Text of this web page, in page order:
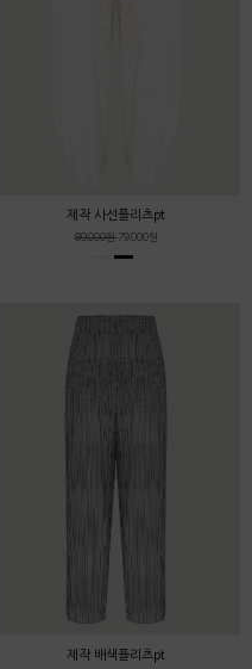
제작 사선플리츠pt
89,000원79,000원
제작 배색플리츠pt